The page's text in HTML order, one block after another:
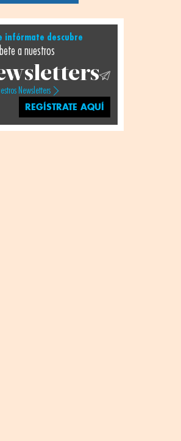
infórmate descubre
a nuestros
Newsletters
REGÍSTRATE AQUÍ